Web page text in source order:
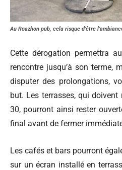
Au Roazhon pub, cela risque d’être
Cette dérogation permettra
rencontre jusqu’à son terme,
disputer des prolongations,
but. Les terrasses, qui
30, pourront ainsi rester
final avant de fermer
Les cafés et bars pourront
sur un écran installé en